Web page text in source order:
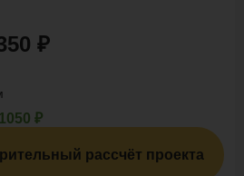
₽
1050 ₽
рассчёт проекта